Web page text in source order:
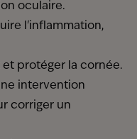
oculaire.
l'inflammation,
protéger la cornée.
intervention
corriger un